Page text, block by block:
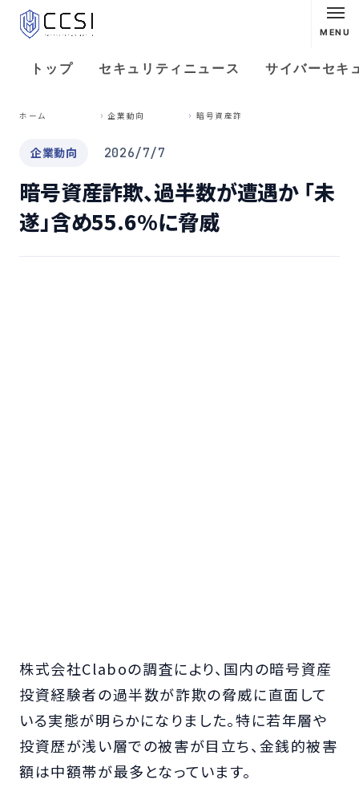
MENU
トップ セキュリティニュース サイバーセキ
ホーム 企業動向
企業動向 2026/7/7
暗号資産詐欺、過半数が遭遇か 「未
遂」含め55.6%に脅威
株式会社Claboの調査により、国内の暗号資産
投資経験者の過半数が詐欺の脅威に直面して
いる実態が明らかになりました。特に若年層や
投資歴が浅い層での被害が目立ち、金銭的被害
額は中額帯が最多となっています。